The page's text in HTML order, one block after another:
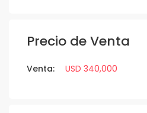
Precio de Venta
Venta: USD 340,000